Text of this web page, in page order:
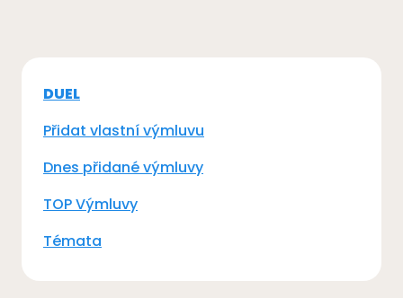
DUEL
Přidat vlastní výmluvu
Dnes přidané výmluvy
TOP Výmluvy
Témata